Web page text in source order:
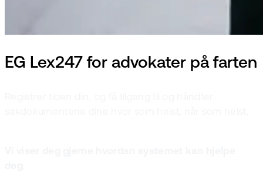
EG Lex247 for advokater på farten